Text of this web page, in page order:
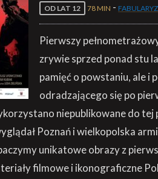
OD LAT 12 78 MIN -
Pierwszy
zrywie sprzed ponad stu
pamięć o powstaniu, ale i
odradzającego się po
niepublikowane do
Poznań i wielkopolska
unikatowe obrazy z
filmowe i ikonograficzne